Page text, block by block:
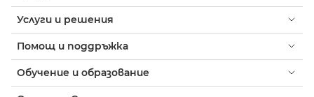
Услуги и решения
Помощ и поддръжка
Обучение и образование